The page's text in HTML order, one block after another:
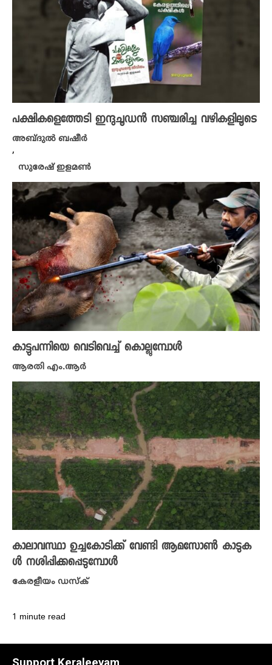
പക്ഷികളെത്തേടി ഇന്ദുചൂഡൻ സഞ്ചരിച്ച വഴികളിലൂടെ
അബ്ദുൽ ബഷീർ
,
സുരേഷ് ഇളമണ്‍
കാട്ടുപന്നിയെ വെടിവെച്ച് കൊല്ലുമ്പോൾ
ആരതി എം.ആർ
കാലാവസ്ഥാ ഉച്ചകോടിക്ക് വേണ്ടി ആമസോൺ കാടുക
ൾ നശിപ്പിക്കപ്പെടുമ്പോൾ
കേരളീയം ഡസ്ക്
1 minute read